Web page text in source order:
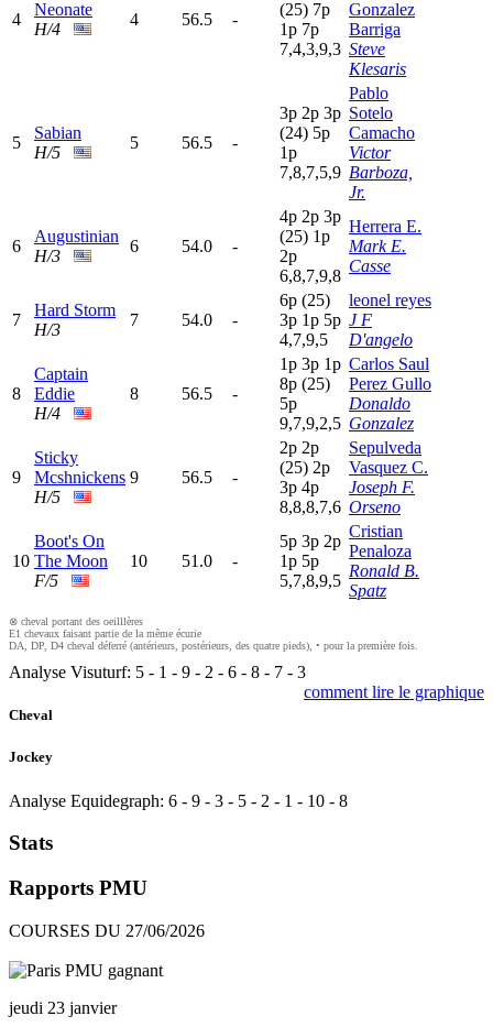
4
Neonate
H/4
4 56.5 -
(25) 7p
1p 7p
7,4,3,9,3
Gonzalez
Barriga
Steve
Klesaris
5
Sabian
H/5
5 56.5 -
3p 2p 3p
(24) 5p
1p
7,8,7,5,9
Pablo
Sotelo
Camacho
Victor
Barboza,
Jr.
6
Augustinian
H/3
6 54.0 -
4p 2p 3p
(25) 1p
2p
6,8,7,9,8
Herrera E.
Mark E.
Casse
7
Hard Storm
H/3
7 54.0 -
6p (25)
3p 1p 5p
4,7,9,5
leonel reyes
J F
D'angelo
8
Captain
Eddie
H/4
8 56.5 -
1p 3p 1p
8p (25)
5p
9,7,9,2,5
Carlos Saul
Perez Gullo
Donaldo
Gonzalez
9
Sticky
Mcshnickens
H/5
9 56.5 -
2p 2p
(25) 2p
3p 4p
8,8,8,7,6
Sepulveda
Vasquez C.
Joseph F.
Orseno
10
Boot's On
The Moon
F/5
10 51.0 -
5p 3p 2p
1p 5p
5,7,8,9,5
Cristian
Penaloza
Ronald B.
Spatz
⊗ cheval portant des oeilllères
E1 chevaux faisant partie de la même écurie
DA, DP, D4 cheval déferré (antérieurs, postérieurs, des quatre pieds), • pour la première fois.
Analyse Visuturf: 5 - 1 - 9 - 2 - 6 - 8 - 7 - 3
comment lire le graphique
Cheval
Jockey
Analyse Equidegraph: 6 - 9 - 3 - 5 - 2 - 1 - 10 - 8
Stats
Rapports PMU
COURSES DU 27/06/2026
jeudi 23 janvier